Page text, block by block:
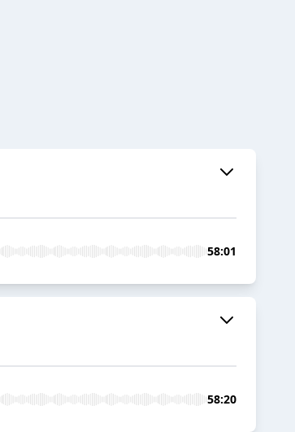
58:01
58:20